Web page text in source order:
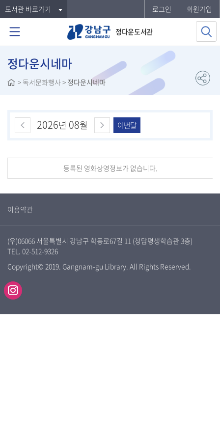
도서관 바로가기 로그인 회원가입
정다운도서관
정다운시네마
> 독서문화행사> 정다운시네마
2026년 08월 이번달
등록된 영화상영정보가 없습니다.
이용약관
(우)06066 서울특별시 강남구 학동로67길 11 (청담평생학습관 3층)
TEL. 02-512-9326
Copyright© 2019. Gangnam-gu Library. All Rights Reserved.